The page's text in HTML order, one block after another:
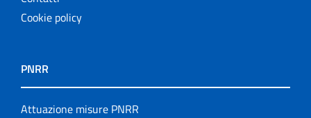
Cookie policy
PNRR
Attuazione misure PNRR